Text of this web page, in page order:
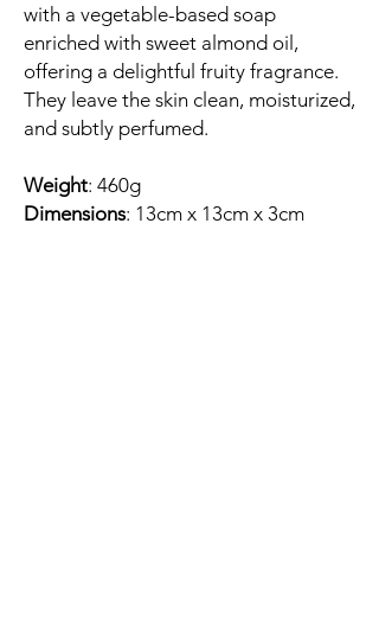
with a vegetable-based soap
enriched with sweet almond oil,
offering a delightful fruity fragrance.
They leave the skin clean, moisturized,
and subtly perfumed.
Weight: 460g
Dimensions: 13cm x 13cm x 3cm